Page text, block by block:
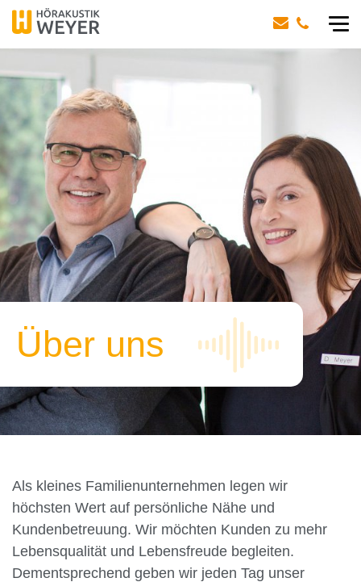
Über uns
Als kleines Familienunternehmen legen wir
höchsten Wert auf persönliche Nähe und
Kundenbetreuung. Wir möchten Kunden zu mehr
Lebensqualität und Lebensfreude begleiten.
Dementsprechend geben wir jeden Tag unser